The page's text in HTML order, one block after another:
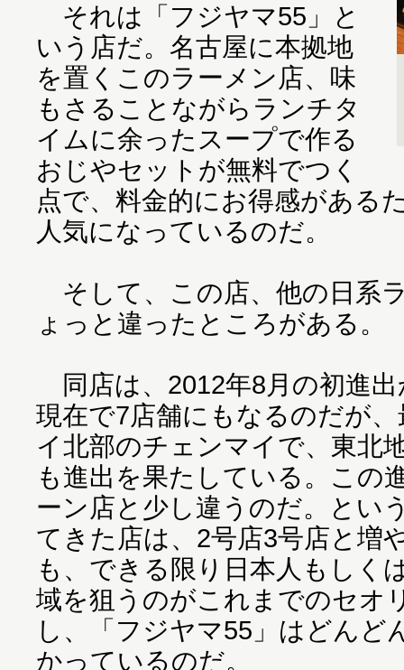
それは「フジヤマ55」と
いう店だ。名古屋に本拠地
を置くこのラーメン店、味
もさることながらランチタ
イムに余ったスープで作る
おじやセットが無料でつく
点で、料金的にお得感がある
人気になっているのだ。
そして、この店、他の日系
ょっと違ったところがある。
同店は、2012年8月の初進
現在で7店舗にもなるのだが
イ北部のチェンマイで、東北
も進出を果たしている。この
ーン店と少し違うのだ。とい
てきた店は、2号店3号店と増
も、できる限り日本人もしく
域を狙うのがこれまでのセオ
し、「フジヤマ55」はどんど
かっているのだ。